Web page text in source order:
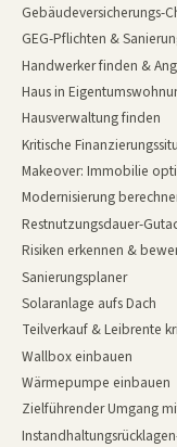
Gebäudeversicherungs-
GEG-Pflichten &
Handwerker finden &
Haus in
Hausverwaltung finden
Kritische
Makeover: Immobilie
Modernisierung
Restnutzungsdauer-
Risiken erkennen &
Sanierungsplaner
Solaranlage aufs Dach
Teilverkauf & Leibrente
Wallbox einbauen
Wärmepumpe einbauen
Zielführender Umgang